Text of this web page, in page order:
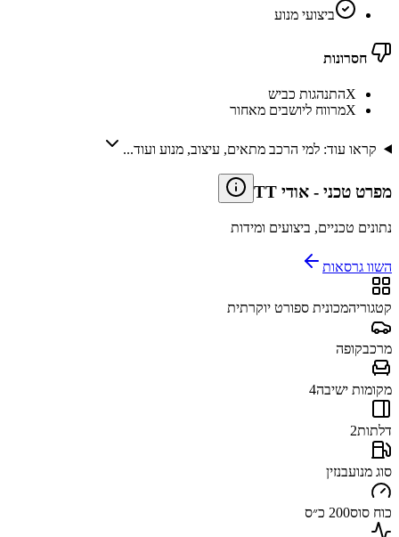
ביצועי מנוע
חסרונות
Xהתנהגות כביש
Xמרווח ליושבים מאחור
קראו עוד: למי הרכב מתאים, עיצוב, מנוע ועוד...
מפרט טכני - אודי TT
נתונים טכניים, ביצועים ומידות
השוו גרסאות
קטגוריהמכונית ספורט יוקרתית
מרכבקופה
מקומות ישיבה4
דלתות2
סוג מנועבנזין
כוח סוס200 כ״ס